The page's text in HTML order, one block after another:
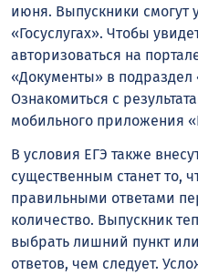
июня. Выпускники смогут
«Госуслугах». Чтобы
авторизоваться на
«Документы» в
Ознакомиться с
мобильного приложения
В условия ЕГЭ также
существенным станет то,
правильными ответами
количество. Выпускник
выбрать лишний пункт
ответов, чем следует.